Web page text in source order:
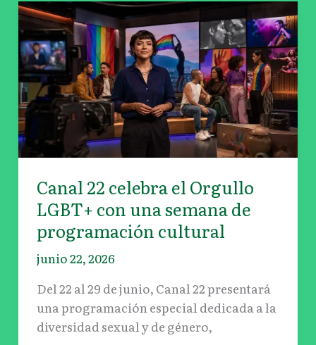
Canal 22 celebra el Orgullo
LGBT+ con una semana de
programación cultural
junio 22, 2026
Del 22 al 29 de junio, Canal 22 presentará
una programación especial dedicada a la
diversidad sexual y de género,
Canal
22
celebra
el
Orgullo
LGBT+
con
una
semana
de
programación
cultural